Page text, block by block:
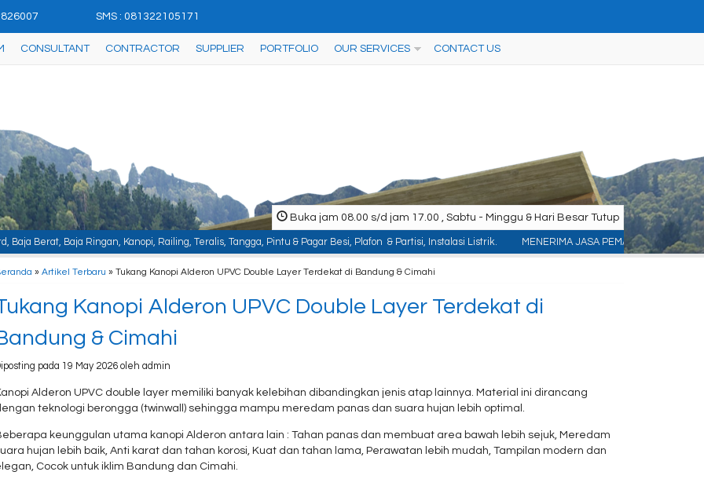
SMS : 081322105171
CONSULTANT CONTRACTOR SUPPLIER PORTFOLIO OUR SERVICES CONTACT US
Buka jam 08.00 s/d jam 17.00 , Sabtu - Minggu & Hari Besar Tutup
Ringan, Kanopi, Railing, Teralis, Tangga, Pintu & Pagar Besi, Plafon & Partisi, Instalasi Listrik. MENERIMA JASA PEMASANGAN KONTRUKSI :
»Artikel Terbaru » Tukang Kanopi Alderon UPVC Double Layer Terdekat di Bandung & Cimahi
Kanopi Alderon UPVC Double Layer Terdekat di
& Cimahi
pada 19 May 2026 oleh admin
Alderon UPVC double layer memiliki banyak kelebihan dibandingkan jenis atap lainnya. Material ini dirancang
teknologi berongga (twinwall) sehingga mampu meredam panas dan suara hujan lebih optimal.
keunggulan utama kanopi Alderon antara lain : Tahan panas dan membuat area bawah lebih sejuk, Meredam
hujan lebih baik, Anti karat dan tahan korosi, Kuat dan tahan lama, Perawatan lebih mudah, Tampilan modern dan
Cocok untuk iklim Bandung dan Cimahi.